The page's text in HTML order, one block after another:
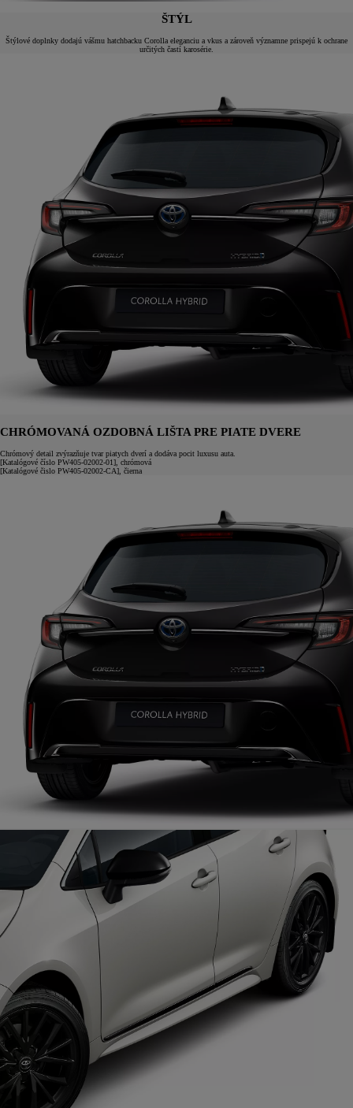
ŠTÝL
Štýlové doplnky dodajú vášmu hatchbacku Corolla eleganciu a vkus a zároveň významne prispejú k ochrane
určitých častí karosérie.
CHRÓMOVANÁ OZDOBNÁ LIŠTA PRE PIATE DVERE
Chrómový detail zvýrazňuje tvar piatych dverí a dodáva pocit luxusu auta.
[Katalógové číslo PW405-02002-01], chrómová
[Katalógové čislo PW405-02002-CA], čierna